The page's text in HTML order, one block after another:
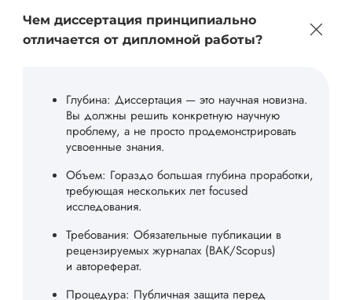
Чем диссертация принципиально
отличается от дипломной работы?
Глубина: Диссертация — это научная новизна.
Вы должны решить конкретную научную
проблему, а не просто продемонстрировать
усвоенные знания.
Объем: Гораздо большая глубина проработки,
требующая нескольких лет focused
исследования.
Требования: Обязательные публикации в
рецензируемых журналах (ВАК/Scopus)
и автореферат.
Процедура: Публичная защита перед